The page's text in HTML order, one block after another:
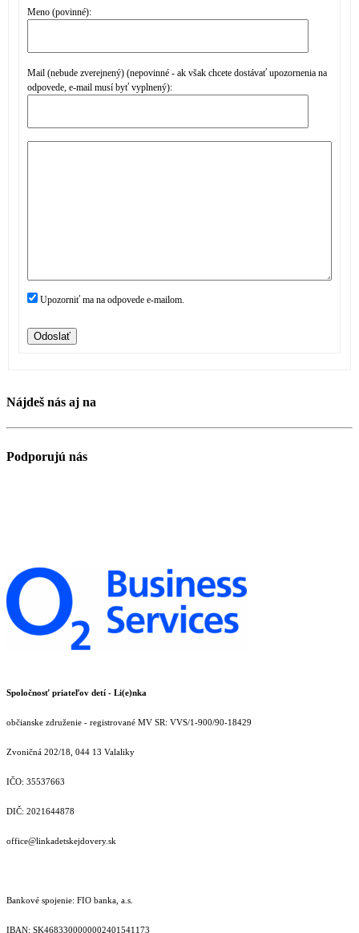
Meno (povinné):
Mail (nebude zverejnený) (nepovinné - ak však chcete dostávať upozornenia na
odpovede, e-mail musí byť vyplnený):
Upozorniť ma na odpovede e-mailom.
Odoslať
Nájdeš nás aj na
Podporujú nás
Spoločnosť priateľov detí - Li(e)nka
občianske združenie - registrované MV SR: VVS/1-900/90-18429
Zvoničná 202/18, 044 13 Valaliky
IČO: 35537663
DIČ: 2021644878
office@linkadetskejdovery.sk
Bankové spojenie: FIO banka, a.s.
IBAN: SK46833000000­02401541173